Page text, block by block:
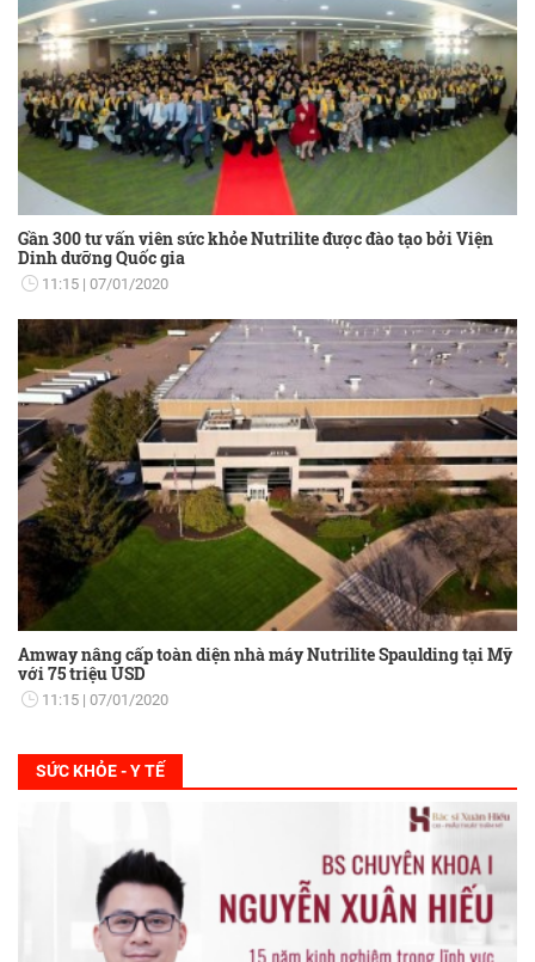
Gần 300 tư vấn viên sức khỏe Nutrilite được đào tạo bởi Viện
Dinh dưỡng Quốc gia
11:15 07/01/2020
Amway nâng cấp toàn diện nhà máy Nutrilite Spaulding tại Mỹ
với 75 triệu USD
11:15 07/01/2020
SỨC KHỎE - Y TẾ